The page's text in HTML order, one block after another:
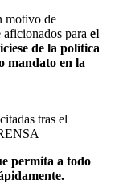
motivo de
para el
de la política
mandato en la
tras el
permita a todo